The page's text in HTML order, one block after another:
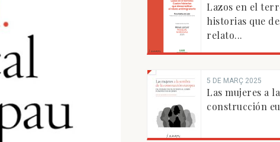
Lazos en el
historias que
relato...
5 DE MARÇ 2025
Las mujeres a
construcción